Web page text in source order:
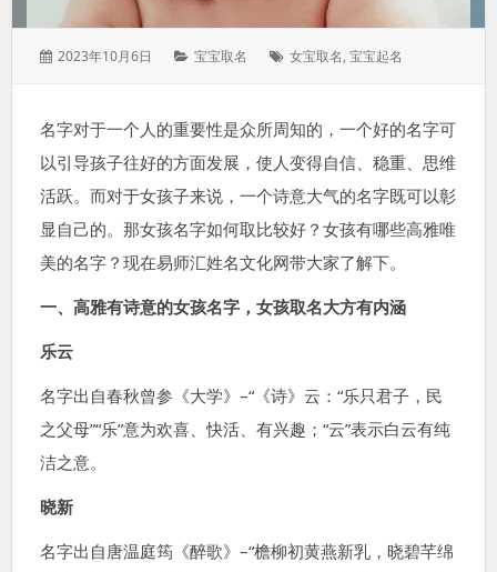
发
2023年10月6日
分
宝宝取名
标
女宝取名,宝宝起名
名字对于一个人的重要性是众所周知的，一个好的名字可
以引导孩子往好的方面发展，使人变得自信、稳重、思维
活跃。而对于女孩子来说，一个诗意大气的名字既可以彰
显自己的。那女孩名字如何取比较好？女孩有哪些高雅唯
美的名字？现在易师汇姓名文化网带大家了解下。
一、高雅有诗意的女孩名字，女孩取名大方有内涵
乐云
名字出自春秋曾参《大学》–“《诗》云：“乐只君子，民
之父母”“乐”意为欢喜、快活、有兴趣；“云”表示白云有纯
洁之意。
晓新
名字出自唐温庭筠《醉歌》–“檐柳初黄燕新乳，晓碧芊绵